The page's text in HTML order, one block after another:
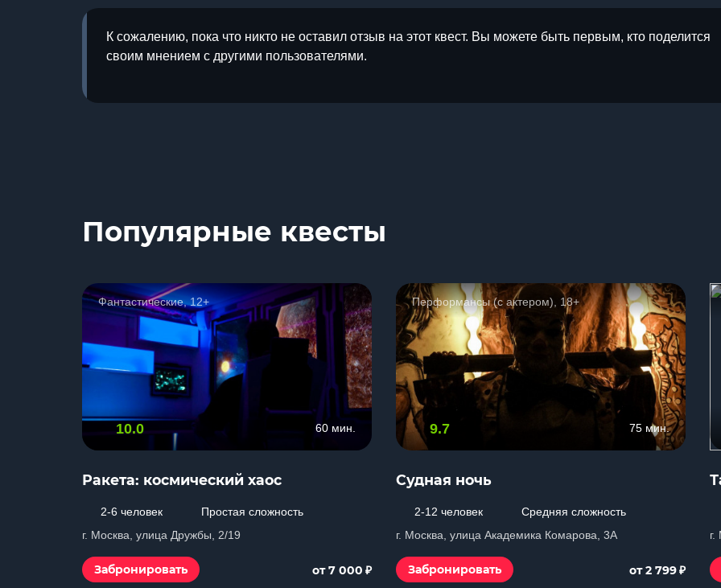
К сожалению, пока что никто не оставил отзыв на этот квест. Вы можете быть первым, кто поделится
своим мнением с другими пользователями.
Популярные квесты
Фантастические, 12+
10.0 60 мин.
Ракета: космический хаос
2-6 человек
Простая сложность
г. Москва, улица Дружбы, 2/19
Забронировать от 7 000 ₽
Перформансы (с актером), 18+
9.7 75 мин.
Судная ночь
2-12 человек
Средняя сложность
г. Москва, улица Академика Комарова, 3А
Забронировать от 2 799₽